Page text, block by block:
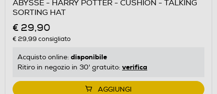
ABYSSE - HARRY POTTER - CUSHION - TALKING
SORTING HAT
€ 29,90
€ 29,99 consigliato
Acquisto online: disponibile
Ritiro in negozio in 30' gratuito: verifica
AGGIUNGI